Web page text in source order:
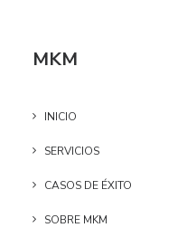
MKM
INICIO
SERVICIOS
CASOS DE ÉXITO
SOBRE MKM